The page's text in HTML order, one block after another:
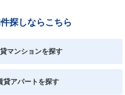
探しならこちら
マンションを探す
貸アパートを探す